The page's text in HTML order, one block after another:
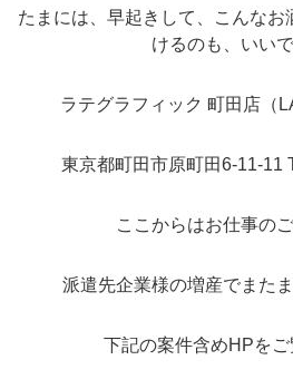
たまには、早起きして、こんな
けるのも、いいで
ラテグラフィック 町田店 （
東京都町田市原町田6-11-11
ここからはお仕事の
派遣先企業様の増産でまた
下記の案件含めHPをご